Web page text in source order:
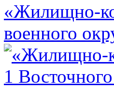
«Жилищно-
военного